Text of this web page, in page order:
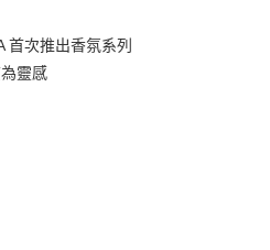
上)免運費
首次推出香氛系列
靈感